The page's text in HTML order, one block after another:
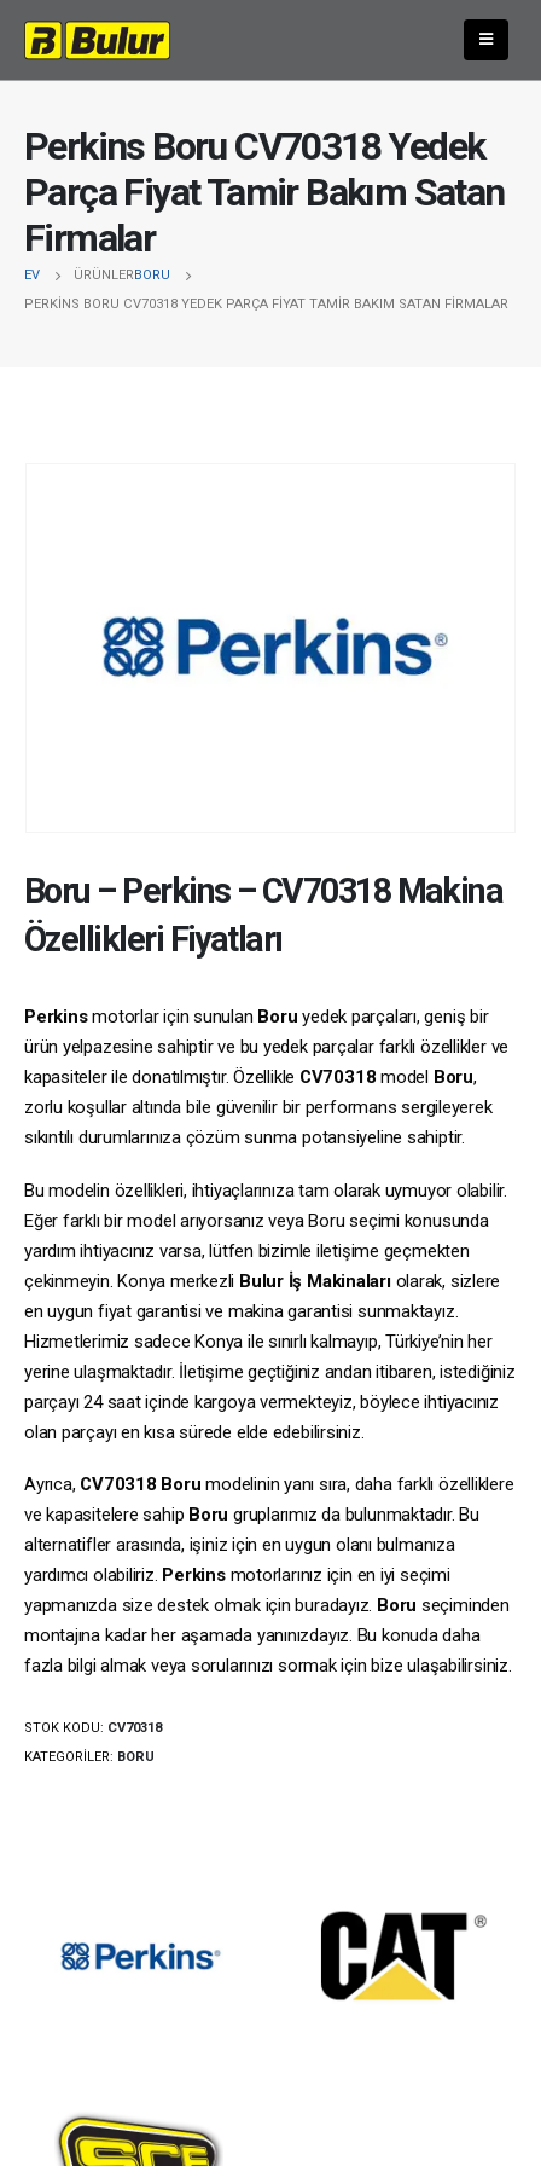
Perkins Boru CV70318 Yedek
Parça Fiyat Tamir Bakım Satan
Firmalar
EV ÜRÜNLERBORU
PERKINS BORU CV70318 YEDEK PARÇA FIYAT TAMIR BAKIM SATAN FIRMALAR
Boru – Perkins–CV70318Makina
Özellikleri Fiyatları
Perkinsmotorlar için sunulan Boru yedek parçaları, geniş bir
ürün yelpazesine sahiptir ve bu yedek parçalar farklı özellikler ve
kapasiteler ile donatılmıştır. Özellikle CV70318 model Boru,
zorlu koşullar altında bile güvenilir bir performans sergileyerek
sıkıntılı durumlarınıza çözüm sunma potansiyeline sahiptir.
Bu modelin özellikleri, ihtiyaçlarınıza tam olarak uymuyor olabilir.
Eğer farklı bir model arıyorsanız veya Boru seçimi konusunda
yardım ihtiyacınız varsa, lütfen bizimle iletişime geçmekten
çekinmeyin. Konya merkezli Bulur İş Makinalarıolarak, sizlere
en uygun fiyat garantisi ve makina garantisi sunmaktayız.
Hizmetlerimiz sadece Konya ile sınırlı kalmayıp, Türkiye’nin her
yerine ulaşmaktadır. İletişime geçtiğiniz andan itibaren, istediğiniz
parçayı 24 saat içinde kargoya vermekteyiz, böylece ihtiyacınız
olan parçayı en kısa sürede elde edebilirsiniz.
Ayrıca, CV70318 Boru modelinin yanı sıra, daha farklı özelliklere
ve kapasitelere sahip Boru gruplarımız da bulunmaktadır. Bu
alternatifler arasında, işiniz için en uygun olanı bulmanıza
yardımcı olabiliriz. Perkinsmotorlarınız için en iyi seçimi
yapmanızda size destek olmak için buradayız. Boru seçiminden
montajına kadar her aşamada yanınızdayız. Bu konuda daha
fazla bilgi almak veya sorularınızı sormak için bize ulaşabilirsiniz.
STOK KODU: CV70318
KATEGORILER: BORU